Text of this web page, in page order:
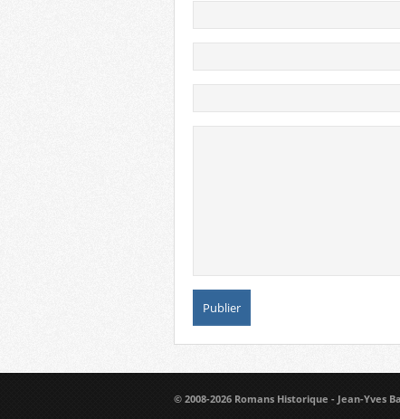
© 2008-2026 Romans Historique - Jean-Yves